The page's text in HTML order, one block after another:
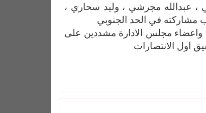
، عبدالله مجرشي ، وليد سحاري ،
مشاركته في الحد الجنوبي
واعضاء مجلس الادارة مشددين على
اول الانتصارات